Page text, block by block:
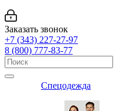
Заказать звонок
+7 (343) 227-27-97
8 (800) 777-83-77
Спецодежда